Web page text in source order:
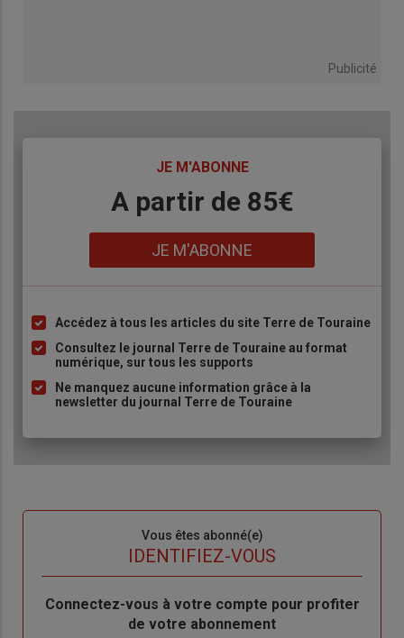
Publicité
JE M'ABONNE
A partir de 85€
JE M'ABONNE
Liste
à
puce
Accédez à tous les articles du site Terre de Touraine
Consultez le journal Terre de Touraine au format
numérique, sur tous les supports
Ne manquez aucune information grâce à la
newsletter du journal Terre de Touraine
Vous êtes abonné(e)
IDENTIFIEZ-VOUS
Body
Connectez-vous à votre compte pour profiter
de votre abonnement